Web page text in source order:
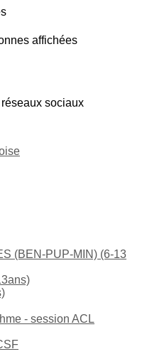
affichées
sociaux
(BEN-PUP-MIN) (6-13
- session ACL